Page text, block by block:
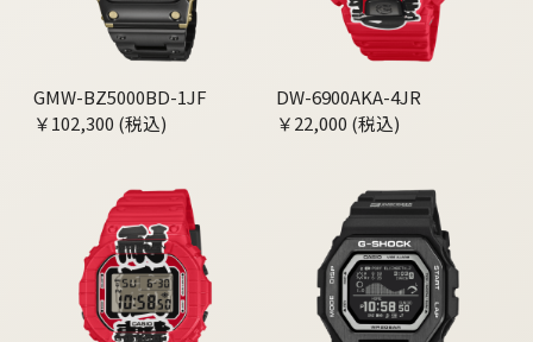
GMW-BZ5000BD-1JF
￥102,300 (税込)
DW-6900AKA-4JR
￥22,000 (税込)